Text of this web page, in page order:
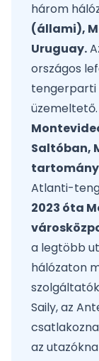
három
(állami),
Uruguay.
országos
tengerparti
üzemeltető.
Saltóban,
Atlanti-
2023 óta
a legtöbb
hálózaton
Saily, az
az